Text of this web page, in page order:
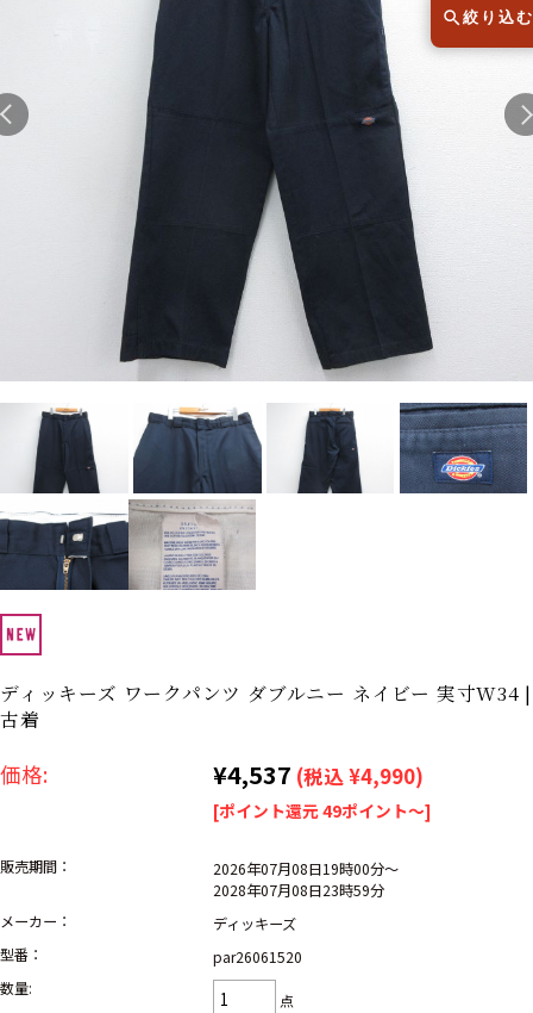
Search by Hotword 今週のHOTワード（7/29〜8/4）
Tシャツ USA製 3 スターウォーズ
ラルフローレン 大きいサイズ
Search by Brand ブランドから探す
ラルフ ローレン
ス
チャンピオン
パタゴニア
カーハート
アディダス
ア行 カ行 サ行
タ行
スウェット
半袖シャツ
ディッキーズ ワークパンツ ダブルニー ネイビー 実寸W34 |
古着
価格: ¥4,537 (税込 ¥4,990)
[ポイント還元 49ポイント～]
販売期間：
2026年07月08日19時00分～
2028年07月08日23時59分
メーカー：
ディッキーズ
型番：
par26061520
数量:
点
絞り込む